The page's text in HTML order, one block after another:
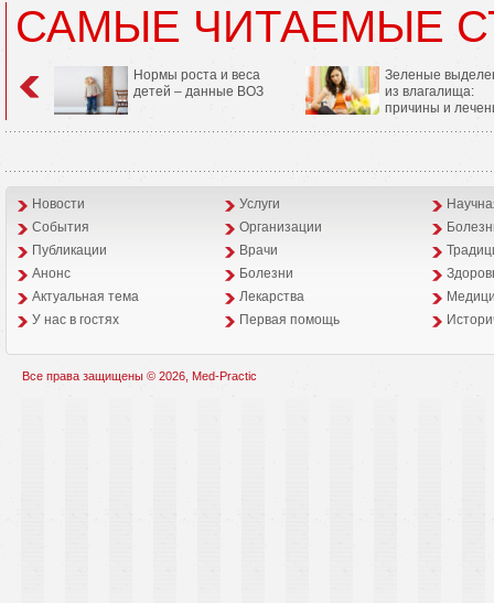
САМЫЕ ЧИТАЕМЫЕ
Нормы роста и веса
детей – данные ВОЗ
Зеленые
из влагалища:
причины и
Новости Услуги
События
Организации
Публикации
Врачи
Анонс
Болезни
Aктуальная тема
Лекарства
У нас в гостях
Первая помощь
Все права защищены © 2026, Med-Practic